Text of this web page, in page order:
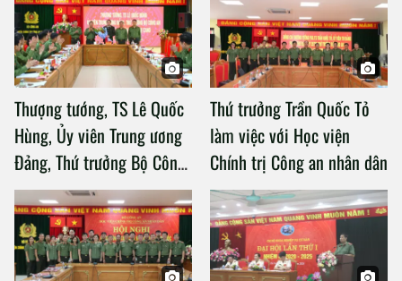
Thượng tướng, TS Lê Quốc
Hùng, Ủy viên Trung ương
Đảng, Thứ trưởng Bộ Công
an làm việc với Học viện
Chính trị Công an nhân dân
Thứ trưởng Trần Quốc Tỏ
làm việc với Học viện
Chính trị Công an nhân dân